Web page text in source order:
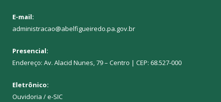
E-mail:
administracao@abelfigueiredo.pa.gov.br
Presencial:
Endereço: Av. Alacid Nunes, 79 – Centro | CEP: 68.527-000
Eletrônico:
Ouvidoria /e-SIC